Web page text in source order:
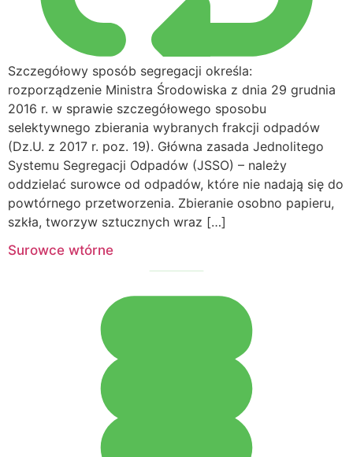
Szczegółowy sposób segregacji określa:
rozporządzenie Ministra Środowiska z dnia 29 grudnia
2016 r. w sprawie szczegółowego sposobu
selektywnego zbierania wybranych frakcji odpadów
(Dz.U. z 2017 r. poz. 19). Główna zasada Jednolitego
Systemu Segregacji Odpadów (JSSO) – należy
oddzielać surowce od odpadów, które nie nadają się do
powtórnego przetworzenia. Zbieranie osobno papieru,
szkła, tworzyw sztucznych wraz […]
Surowce wtórne